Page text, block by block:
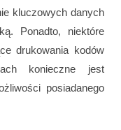
kluczowych danych
Ponadto, niektóre
drukowania kodów
konieczne jest
posiadanego